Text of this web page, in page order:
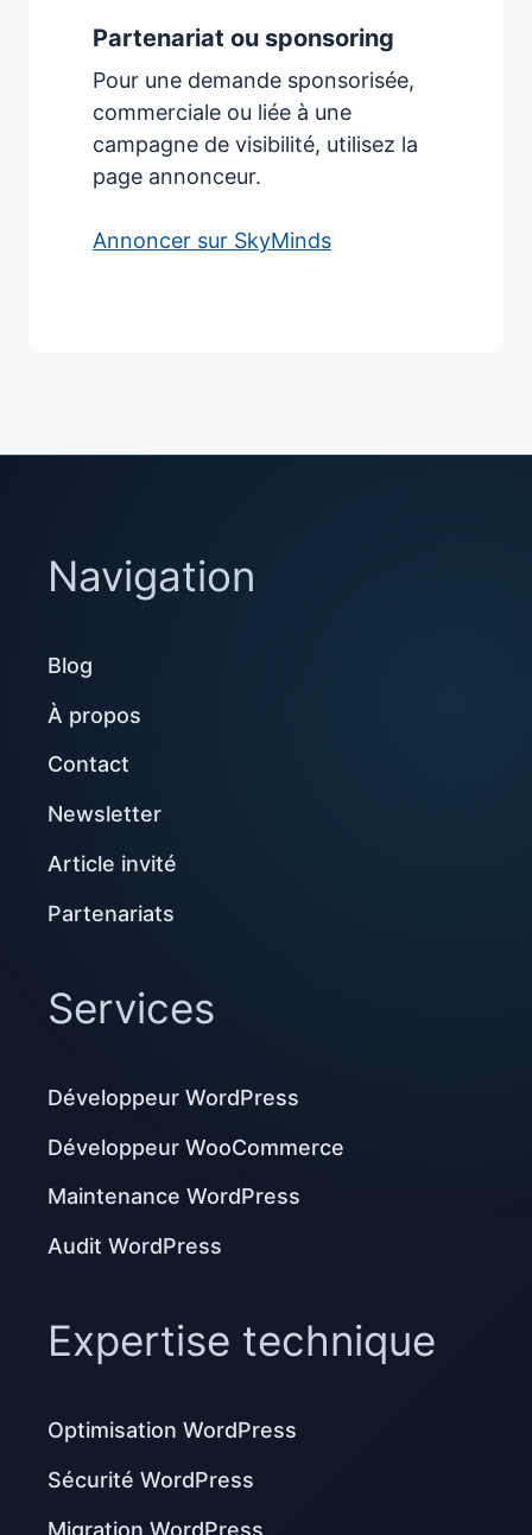
Partenariat ou sponsoring
Pour une demande sponsorisée,
commerciale ou liée à une
campagne de visibilité, utilisez la
page annonceur.
Annoncer sur SkyMinds
Navigation
Blog
À propos
Contact
Newsletter
Article invité
Partenariats
Services
Développeur WordPress
Développeur WooCommerce
Maintenance WordPress
Audit WordPress
Expertise technique
Optimisation WordPress
Sécurité WordPress
Migration WordPress